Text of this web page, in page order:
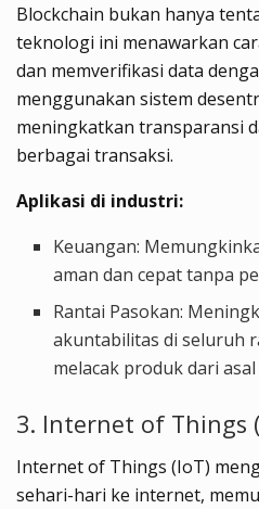
Blockchain bukan hanya
teknologi ini menawarkan
dan memverifikasi data
menggunakan sistem
meningkatkan transparansi
berbagai transaksi.
Aplikasi di industri:
Keuangan:
aman dan cepat tanpa
Rantai Pasokan:
akuntabilitas di seluruh
melacak produk dari
3. Internet of Things
Internet of Things (IoT)
sehari-hari ke internet,